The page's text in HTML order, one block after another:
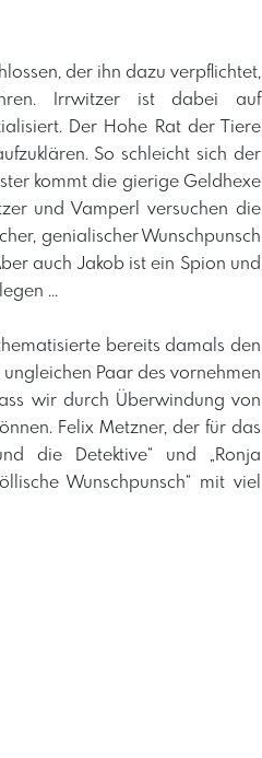
der ihn dazu verpflichtet,
Irrwitzer ist dabei auf
Der Hohe Rat der Tiere
So schleicht sich der
kommt die gierige Geldhexe
und Vamperl versuchen die
genialischer Wunschpunsch
auch Jakob ist ein Spion und
...
bereits damals den
Paar des vornehmen
wir durch Überwindung von
Felix Metzner, der für das
die Detektive“ und „Ronja
Wunschpunsch“ mit viel